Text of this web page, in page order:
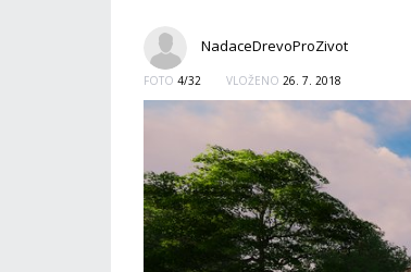
NadaceDrevoProZivot
FOTO 4/32 VLOŽENO 26. 7. 2018